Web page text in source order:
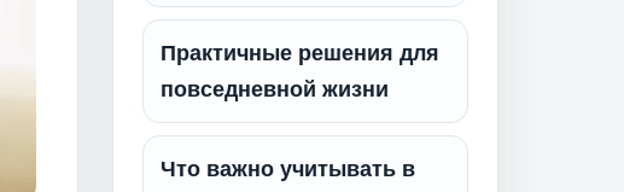
Практичные решения для
повседневной жизни
Что важно учитывать в